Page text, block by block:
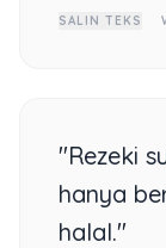
SALIN TEKS
"Rezeki
hanya
halal."